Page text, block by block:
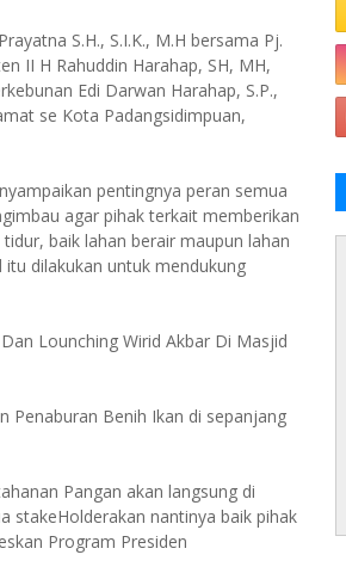
S.H., S.I.K., M.H bersama Pj.
II H Rahuddin Harahap, SH, MH,
Edi Darwan Harahap, S.P.,
se Kota Padangsidimpuan,
pentingnya peran semua
agar pihak terkait memberikan
baik lahan berair maupun lahan
dilakukan untuk mendukung
Lounching Wirid Akbar Di Masjid
Penaburan Benih Ikan di sepanjang
Pangan akan langsung di
stakeHolderakan nantinya baik pihak
Program Presiden